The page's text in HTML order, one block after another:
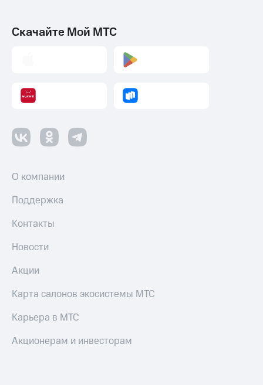
Скачайте Мой МТС
О компании
Поддержка
Контакты
Новости
Акции
Карта салонов экосистемы МТС
Карьера в МТС
Акционерам и инвесторам